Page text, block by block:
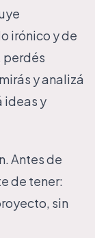
irónico y de
perdés
y analizá
ideas y
Antes de
de tener:
sin